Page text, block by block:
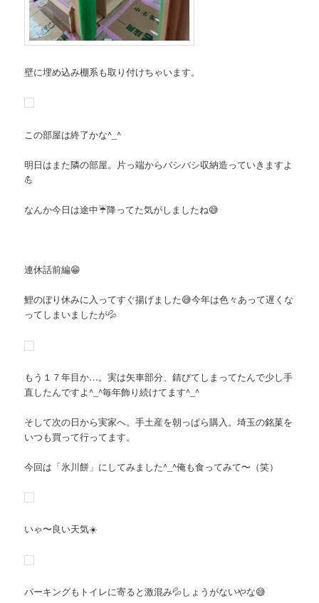
壁に埋め込み棚系も取り付けちゃいます。
この部屋は終了かな^_^
明日はまた隣の部屋。片っ端からバシバシ収納造っていきますよ
💪
なんか今日は途中☔️降ってた気がしましたね😅
連休話前編😁
鯉のぼり休みに入ってすぐ揚げました😅今年は色々あって遅くな
ってしまいましたが💦
もう１７年目か…。実は矢車部分、錆びてしまってたんで少し手
直したんですよ^_^毎年飾り続けてます^_^
そして次の日から実家へ。手土産を朝っぱら購入。埼玉の銘菓を
いつも買って行ってます。
今回は「氷川餅」にしてみました^_^俺も食ってみて〜（笑）
いゃ〜良い天気☀️
パーキングもトイレに寄ると激混み💦しょうがないやな😅